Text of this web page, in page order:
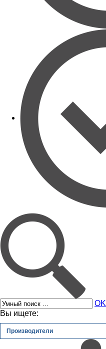
OK
Вы ищете:
Производители